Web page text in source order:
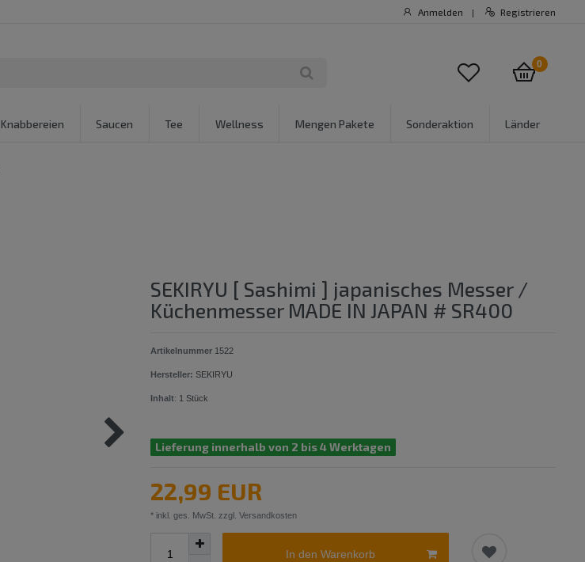
Anmelden | Registrieren
0
Knabbereien Saucen Tee Wellness Mengen Pakete Sonderaktion Länder
SEKIRYU [ Sashimi ] japanisches Messer /
Küchenmesser MADE IN JAPAN # SR400
Artikelnummer 1522
Hersteller: SEKIRYU
Inhalt: 1 Stück
Lieferung innerhalb von 2 bis 4 Werktagen
22,99 EUR
* inkl. ges. MwSt. zzgl. Versandkosten
In den Warenkorb